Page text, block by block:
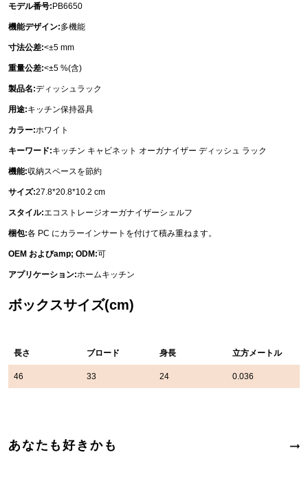
モデル番号:PB6650
機能デザイン:多機能
寸法公差:<±5 mm
重量公差:<±5 %(含)
製品名:ディッシュラック
用途:キッチン保持器具
カラー:ホワイト
キーワード:キッチン キャビネット オーガナイザー ディッシュ ラック
機能:収納スペースを節約
サイズ:27.8*20.8*10.2 cm
スタイル:エコストレージオーガナイザーシェルフ
梱包:各 PC にカラーインサートを付けて積み重ねます。
OEM およびamp; ODM:可
アプリケーション:ホームキッチン
ボックスサイズ(cm)
長さ ブロード 身長 立方メートル
46 33 24 0.036
あなたも好きかも